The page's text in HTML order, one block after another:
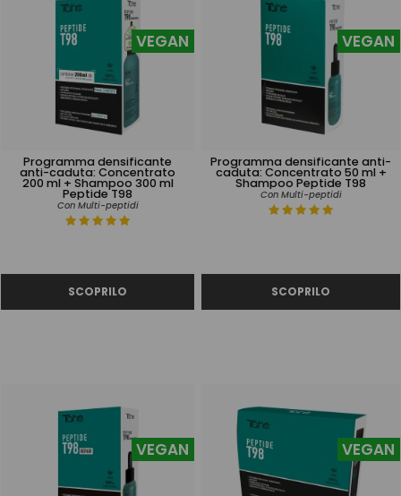
Programma densificante
anti-caduta: Concentrato
200 ml + Shampoo 300 ml
Peptide T98
Con Multi-peptidi
VEGAN
Programma densificante anti-
caduta: Concentrato 50 ml +
Shampoo Peptide T98
Con Multi-peptidi
VEGAN
VEGAN VEGAN